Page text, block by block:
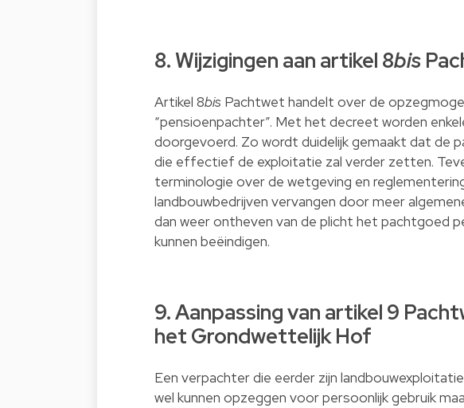
8. Wijzigingen aan artikel 8bis
Artikel 8bis Pachtwet handelt over de
“pensioenpachter”. Met het decreet worden
doorgevoerd. Zo wordt duidelijk gemaakt dat de
die effectief de exploitatie zal verder zetten.
terminologie over de wetgeving en
landbouwbedrijven vervangen door meer
dan weer ontheven van de plicht het pachtgoed
kunnen beëindigen.
9. Aanpassing van artikel 9
het Grondwettelijk Hof
Een verpachter die eerder zijn
wel kunnen opzeggen voor persoonlijk gebruik